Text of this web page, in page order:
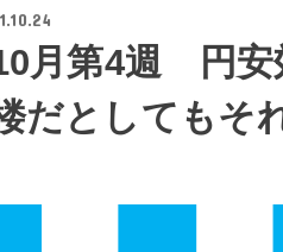
月第4週 円安
だとしてもそ